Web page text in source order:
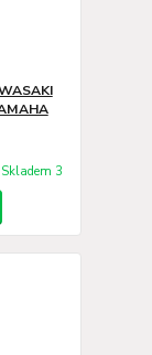
Skladem 3